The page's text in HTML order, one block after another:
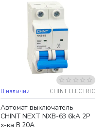
В наличии CHINT ELECTRIC
Автомат выключатель
CHINT NEXT NXB-63 6kA 2P
х-ка B 20A